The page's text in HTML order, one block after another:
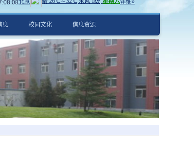
息 校园文化 信息资源